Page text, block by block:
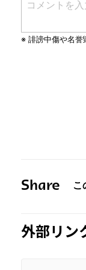
Share
外部リン